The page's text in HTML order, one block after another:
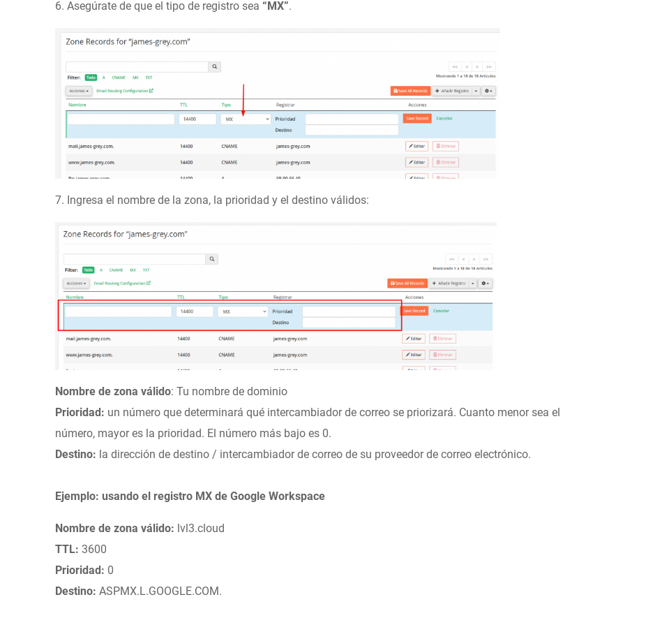
6. Asegúrate de que el tipo de registro sea “MX”.
7. Ingresa el nombre de la zona, la prioridad y el destino válidos:
Nombre de zona válido: Tu nombre de dominio
Prioridad: un número que determinará qué intercambiador de correo se priorizará. Cuanto menor sea el
número, mayor es la prioridad. El número más bajo es 0.
Destino: la dirección de destino / intercambiador de correo de su proveedor de correo electrónico.
Ejemplo: usando el registro MX de Google Workspace
Nombre de zona válido: lvl3.cloud
TTL: 3600
Prioridad: 0
Destino: ASPMX.L.GOOGLE.COM.